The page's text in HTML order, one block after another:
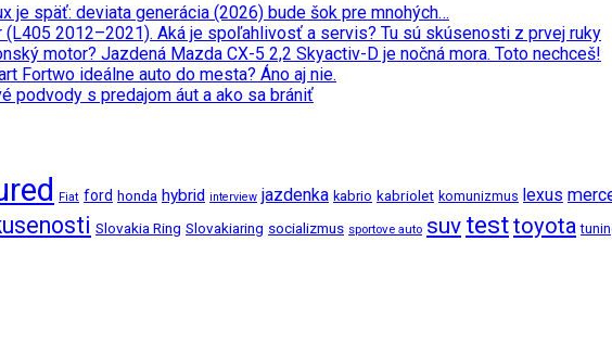
je späť: deviata generácia (2026) bude šok pre mnohých…
(L405 2012–2021). Aká je spoľahlivosť a servis? Tu sú skúsenosti z prvej ruky
motor? Jazdená Mazda CX-5 2,2 Skyactiv-D je nočná mora. Toto nechceš!
Fortwo ideálne auto do mesta? Áno aj nie.
podvody s predajom áut a ako sa brániť
Fiat ford honda hybrid interview jazdenka kabrio kabriolet komunizmus lexus
Slovakia Ring Slovakiaring socializmus sportove auto suv testtoyota